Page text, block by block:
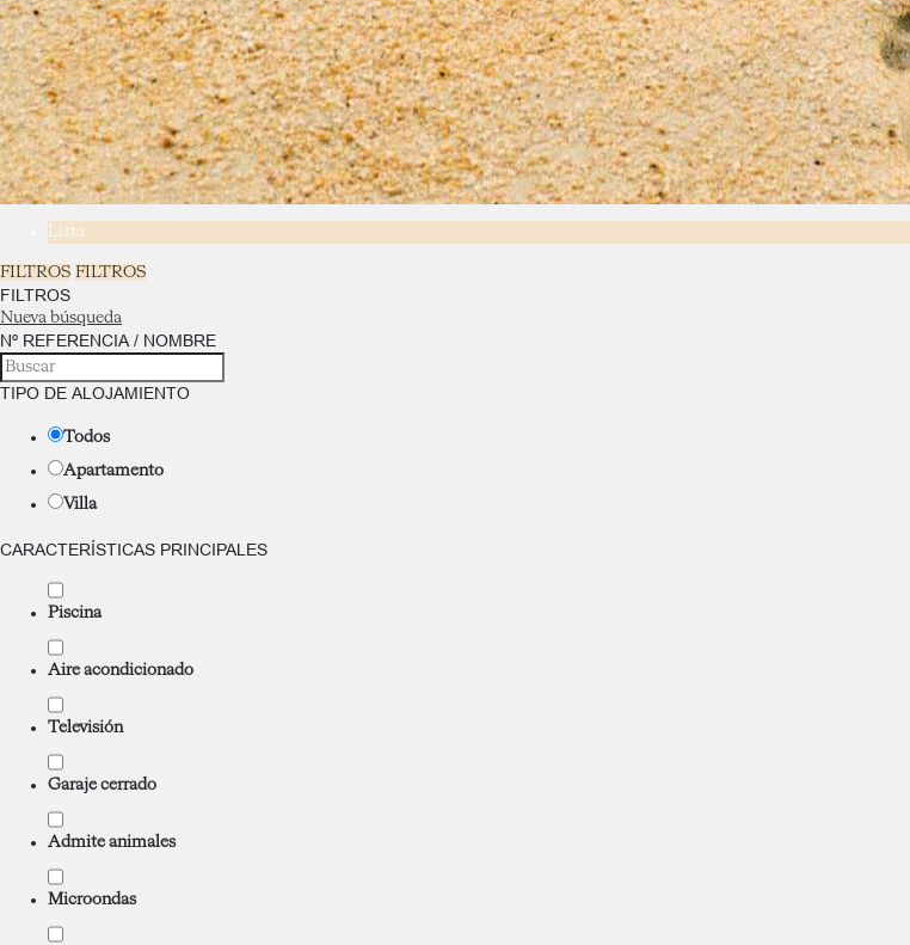
Lista
FILTROS FILTROS
FILTROS
Nueva búsqueda
Nº REFERENCIA / NOMBRE
TIPO DE ALOJAMIENTO
Todos
Apartamento
Villa
CARACTERÍSTICAS PRINCIPALES
Piscina
Aire acondicionado
Televisión
Garaje cerrado
Admite animales
Microondas